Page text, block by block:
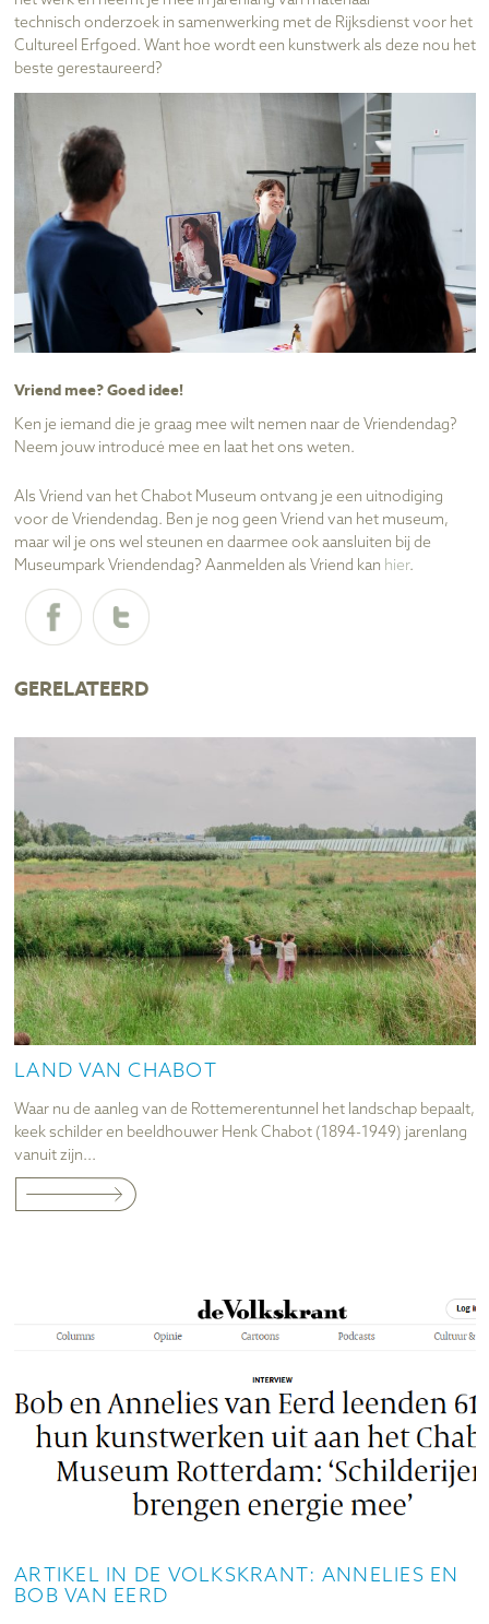
technisch onderzoek in samenwerking met de Rijksdienst voor het
Cultureel Erfgoed. Want hoe wordt een kunstwerk als deze nou het
beste gerestaureerd?
Vriend mee? Goed idee!
Ken je iemand die je graag mee wilt nemen naar de Vriendendag?
Neem jouw introducé mee en laat het ons weten.
Als Vriend van het Chabot Museum ontvang je een uitnodiging
voor de Vriendendag. Ben je nog geen Vriend van het museum,
maar wil je ons wel steunen en daarmee ook aansluiten bij de
Museumpark Vriendendag? Aanmelden als Vriend kan hier.
GERELATEERD
LAND VAN CHABOT
Waar nu de aanleg van de Rottemerentunnel het landschap bepaalt,
keek schilder en beeld­houwer Henk Chabot (1894-1949) jarenlang
vanuit zijn...
ARTIKEL IN DE VOLKSKRANT: ANNELIES EN
BOB VAN EERD